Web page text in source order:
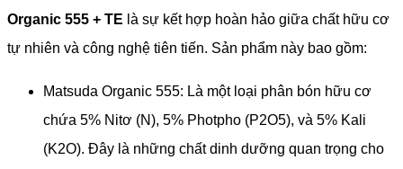
Organic 555 + TE là sự kết hợp hoàn hảo giữa chất hữu cơ
tự nhiên và công nghệ tiên tiến. Sản phẩm này bao gồm:
Matsuda Organic 555: Là một loại phân bón hữu cơ
chứa 5% Nitơ (N), 5% Photpho (P2O5), và 5% Kali
(K2O). Đây là những chất dinh dưỡng quan trọng cho